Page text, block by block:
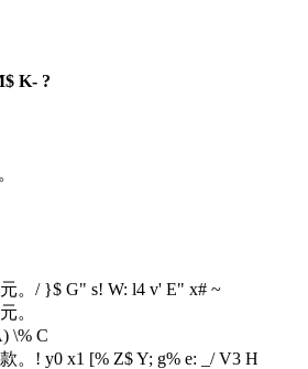
K- ?
。 / }$ G" s! W: l4 v' E" x# ~
。
\% C
。 ! y0 x1 [% Z$ Y; g% e: _/ V3 H